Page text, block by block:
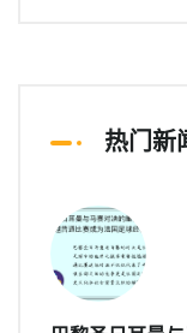
热门新